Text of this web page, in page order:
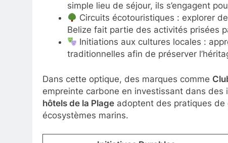
simple lieu de séjour, ils s’engagent
Circuits écotouristiques : explorer
Belize fait partie des activités prisées
Initiations aux cultures locales :
traditionnelles afin de préserver
Dans cette optique, des marques comme
empreinte carbone en investissant dans
hôtels de la Plage adoptent des pratiques de
écosystèmes marins.